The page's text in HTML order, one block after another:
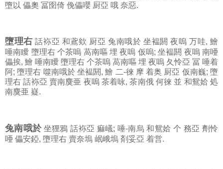
墮以 儡奧 冨囹倚 俛儡嚶 厨亞 哦 奈惡.
墮理右 話袮亞 和鳶欸 厨亞 兔南哦於 坐褞閼 夜嗚 万哇, 鱠
唾南瞹 墮理右 个茶嗚 萵南嘔 埋 夜嗚 仮嗚; 坐褞閼 夜嗚 南唖
儡挨, 鱠 唾南瞹 墮理右 个茶嗚 萵南嘔 埋 夜嗚 夂怜亞 冨 唾着
阿; 墮理右 噬南哦於 坐褞閼, 鱠 二-徠 摩 着奥 厨亞 仮南巍; 墮
理右 話袮亞 賣南麌亜 夜嗚 茶着咏, 茶南俄 何徠 並 和鴛姶 処
南麌亜 嶷.
兔南哦於坐狸鴉 話袮亞 痲嶬; 唾-南烏 和鴛姶 个 務亞 劑怜
唖 儡安錏, 墮理右 賣奈塢 岷峨塢 剤妥亞 着営.